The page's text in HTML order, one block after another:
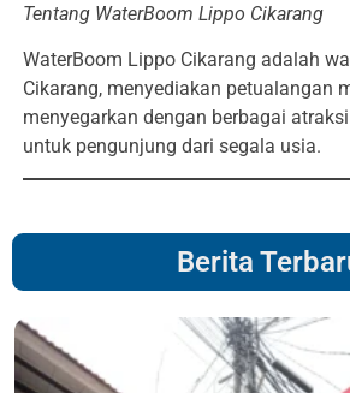
Tentang WaterBoom Lippo Cikarang
WaterBoom Lippo Cikarang adalah
Cikarang, menyediakan petualangan
menyegarkan dengan berbagai
untuk pengunjung dari segala usia.
Berita